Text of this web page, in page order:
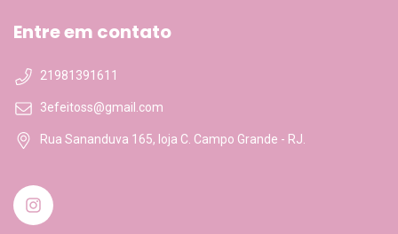
Entre em contato
21981391611
3efeitoss@gmail.com
Rua Sananduva 165, loja C. Campo Grande - RJ.